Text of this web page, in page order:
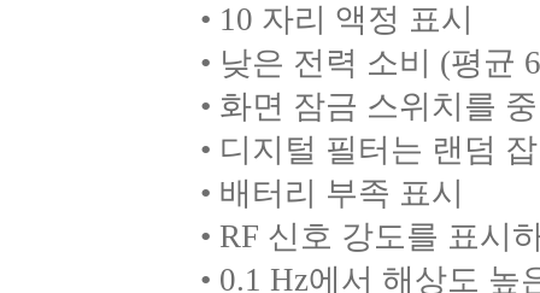
• 10 자리 액정 표시
• 낮은 전력 소비 (평균
• 화면 잠금 스위치를
• 디지털 필터는 랜덤
• 배터리 부족 표시
• RF 신호 강도를 표시
• 0.1 Hz에서 해상도